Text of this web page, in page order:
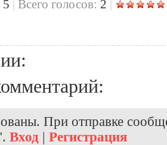
5 | Всего голосов: 2 |
При отправке
Вход | Регистрация